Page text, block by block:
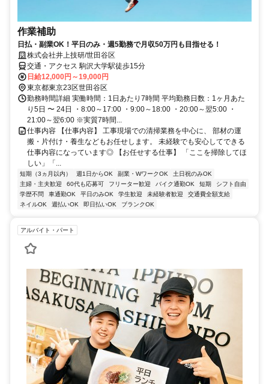
作業補助
日払・副業OK！平日のみ・週5勤務で月収50万円も目指せる！
株式会社井上技研/世田谷区
交通・アクセス 駒沢大学駅徒歩15分
日給12,000円～19,000円
東京都東京23区世田谷区
勤務時間詳細 実働時間：1日あたり7時間 平均勤務日数：1ヶ月あた
り5日 〜 24日 ・8:00～17:00 ・9:00～18:00 ・20:00～翌5:00 ・
21:00～翌6:00 ※実質7時間...
仕事内容 【仕事内容】 工事現場での清掃業務を中心に、 部材の運
搬・片付け・養生などもお任せします。 未経験でも安心してできる
仕事内容になっています◎ 【お任せする仕事】 「ここを掃除してほ
しい」「...
短期（3ヵ月以内） 週1日からOK 副業・WワークOK
土日祝のみOK
主婦・主夫歓迎
60代も応募可 フリーター歓迎 バイク通勤OK 短期
シフト自由
学歴不問
車通勤OK 平日のみOK 学生歓迎 未経験者歓迎
交通費全額支給
ネイルOK
週払いOK 即日払いOK ブランクOK
アルバイト・パート